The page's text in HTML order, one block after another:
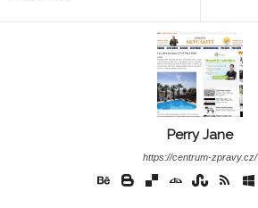
Perry Jane
https://centrum-zpravy.cz/